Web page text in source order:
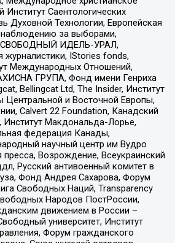
Саентологических
Духовной Технологии, Европейская
наблюдению за выборами,
СВОБОДНЫЙ ИДЕЛЬ-УРАЛ,
журналистики, IStories fonds,
Международных Отношений,
ГРУПА, Фонд имени Генриха
Bellingcat Ltd, The Insider, Институт
Центральной и Восточной Европы,
Calvert 22 Foundation, Канадский
Институт Макдональда-Лорье,
федерация Канады,
научный центр им Вудро
Возрождение, Всеукраинский
Русский антивоенный комитет в
Фонд Андрея Сахарова, Форум
Свободных Наций, Transparеncy
Народов ПостРоссии,
движением в России –
университет, Институт
Форум гражданского